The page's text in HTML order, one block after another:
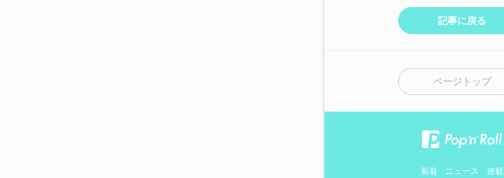
記事に戻る
ページトップ
新着 ニュース 連載